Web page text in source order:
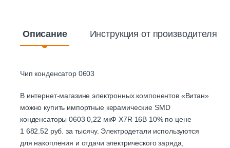
Описание Инструкция от производителя
Чип конденсатор 0603
В интернет-магазине электронных компонентов «Витан»
можно купить импортные керамические SMD
конденсаторы 0603 0,22 мкФ X7R 16В 10% по цене
1 682.52 руб. за тысячу. Электродетали используются
для накопления и отдачи электрического заряда,